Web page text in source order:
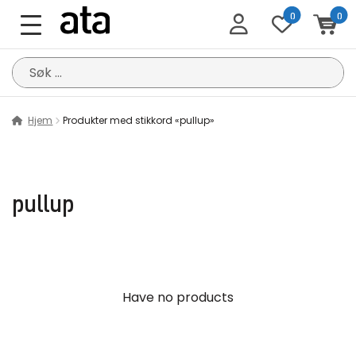
0 0
Søk
etter:
Hjem Produkter med stikkord «pullup»
pullup
Have no products